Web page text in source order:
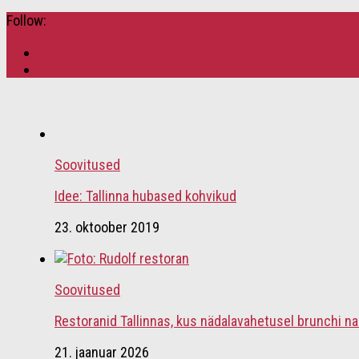
Follow:
Soovitused
Idee: Tallinna hubased kohvikud
23. oktoober 2019
Soovitused
Restoranid Tallinnas, kus nädalavahetusel brunchi
21. jaanuar 2026